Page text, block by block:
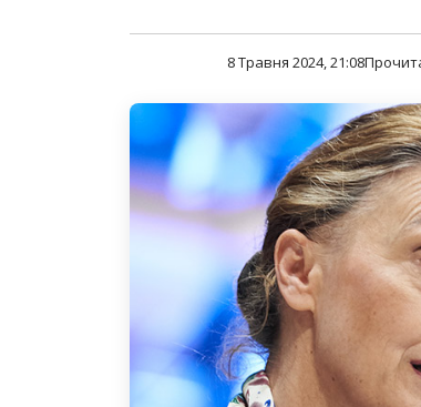
8 Травня 2024, 21:08